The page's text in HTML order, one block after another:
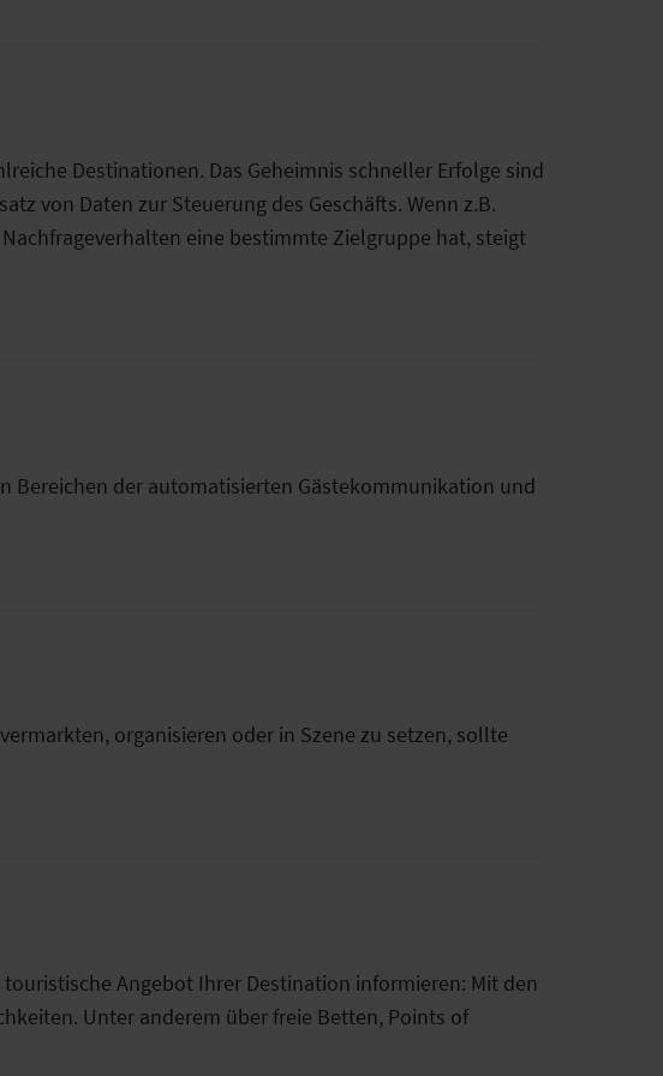
Destinationen. Das Geheimnis schneller Erfolge sind
von Daten zur Steuerung des Geschäfts. Wenn z.B.
eine bestimmte Zielgruppe hat, steigt
Bereichen der automatisierten Gästekommunikation und
organisieren oder in Szene zu setzen, sollte
Angebot Ihrer Destination informieren: Mit den
Unter anderem über freie Betten, Points of